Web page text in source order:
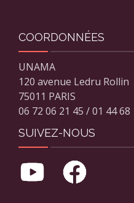
COORDONNÉES
UNAMA
120 avenue Ledru Rollin
75011 PARIS
06 72 06 21 45 / 01 44 68
SUIVEZ-NOUS